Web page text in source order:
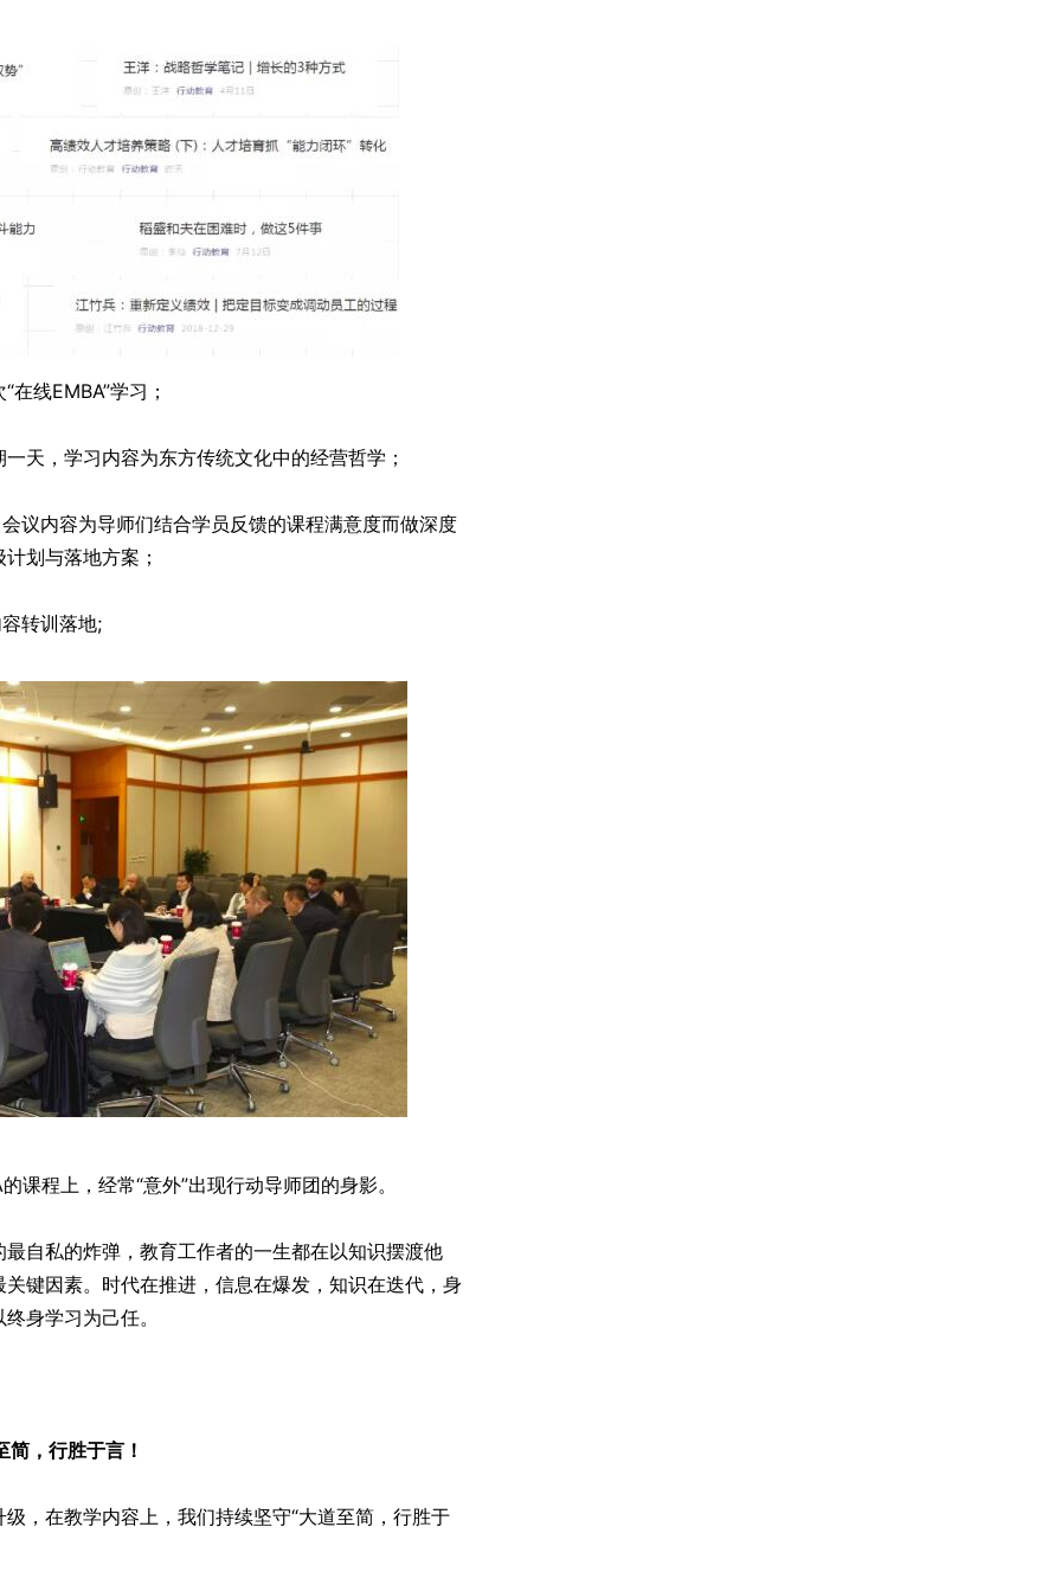
在线EMBA”学习；
天，学习内容为东方传统文化中的经营哲学；
议内容为导师们结合学员反馈的课程满意度而做深度
划与落地方案；
转训落地;
课程上，经常“意外”出现行动导师团的身影。
自私的炸弹，教育工作者的一生都在以知识摆渡他
键因素。时代在推进，信息在爆发，知识在迭代，身
身学习为己任。
简，行胜于言！
，在教学内容上，我们持续坚守“大道至简，行胜于